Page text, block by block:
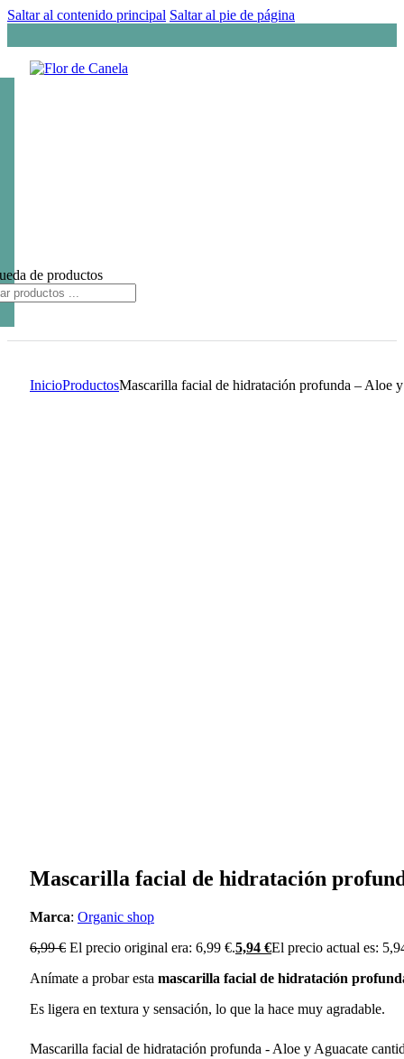
Saltar al contenido principal Saltar al pie de página
de productos
InicioProductosMascarilla facial de hidratación profunda – Aloe
Mascarilla facial de hidratación
Marca: Organic shop
6,99€ El precio original era: 6,99 €.5,94 €El precio actual es:
Anímate a probar esta mascarilla facial de hidratación
Es ligera en textura y sensación, lo que la hace muy agradable.
Mascarilla facial de hidratación profunda - Aloe y Aguacate